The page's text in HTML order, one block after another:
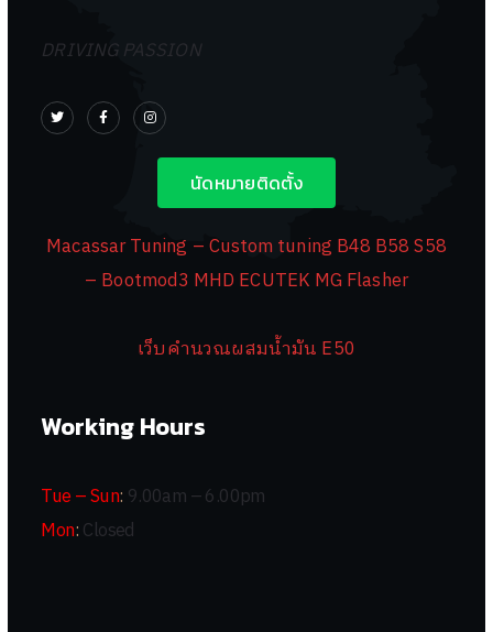
DRIVING PASSION
นัดหมายติดตั้ง
Macassar Tuning – Custom tuning B48 B58 S58
– Bootmod3 MHD ECUTEK MG Flasher
เว็บคำนวณผสมน้ำมัน E50
Working Hours
Tue – Sun: 9.00am – 6.00pm
Mon:Closed